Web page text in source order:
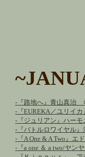
-『路地へ』青山真治
-『EUREKA／ユリイ
-『ジュリアン』ハーモ
-『バトルロワイヤル
-『A One & A Two』エ
-『a one ＆ a two/ヤン